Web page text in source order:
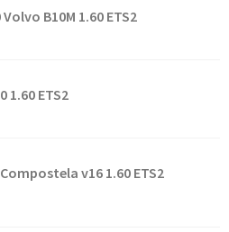
B10M 1.60 ETS2
1.60 ETS2
v16 1.60 ETS2